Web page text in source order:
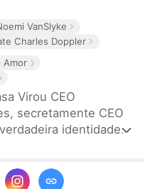
VanSlyke
Charles Doppler
Amor
Virou CEO
secretamente CEO
identidade
Após o divórcio, ela